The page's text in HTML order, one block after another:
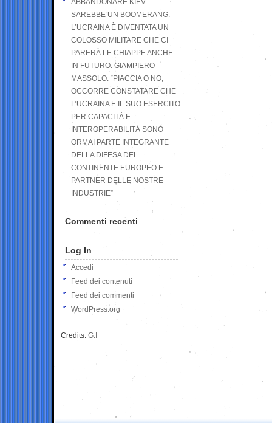
ABBANDONARE KIEV
SAREBBE UN BOOMERANG:
L’UCRAINA È DIVENTATA UN
COLOSSO MILITARE CHE CI
PARERÀ LE CHIAPPE ANCHE
IN FUTURO. GIAMPIERO
MASSOLO: “PIACCIA O NO,
OCCORRE CONSTATARE CHE
L’UCRAINA E IL SUO ESERCITO
PER CAPACITÀ E
INTEROPERABILITÀ SONO
ORMAI PARTE INTEGRANTE
DELLA DIFESA DEL
CONTINENTE EUROPEO E
PARTNER DELLE NOSTRE
INDUSTRIE”
Commenti recenti
Log In
Accedi
Feed dei contenuti
Feed dei commenti
WordPress.org
Credits: G.I